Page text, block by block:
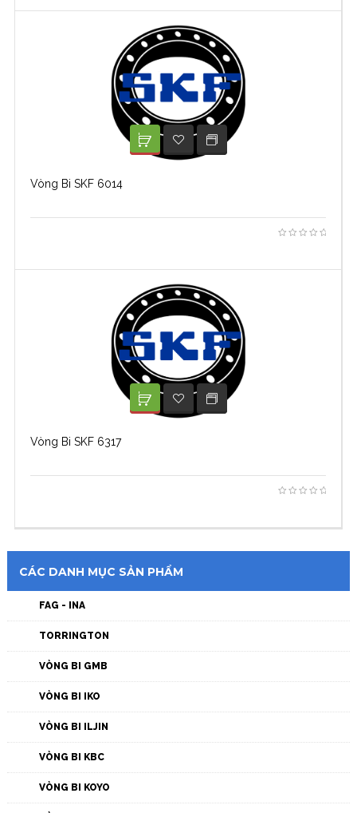
XEM TIẾPADD TO WISHLIST
Vòng Bi SKF 6014
XEM TIẾPADD TO WISHLIST
Vòng Bi SKF 6317
CÁC DANH MỤC SẢN PHẨM
FAG - INA
TORRINGTON
VÒNG BI GMB
VÒNG BI IKO
VÒNG BI ILJIN
VÒNG BI KBC
VÒNG BI KOYO